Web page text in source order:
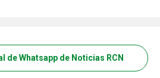
de Whatsapp de Noticias RCN